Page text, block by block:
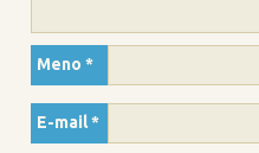
Meno *
E-mail*